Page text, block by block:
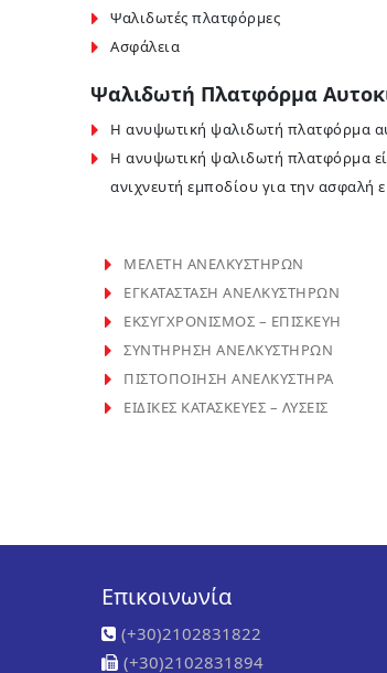
Ψαλιδωτές πλατφόρμες
Ασφάλεια
Ψαλιδωτή Πλατφόρμα
Η ανυψωτική ψαλιδωτή πλατφόρμα
Η ανυψωτική ψαλιδωτή πλατφόρμα
ανιχνευτή εμποδίου για την ασφαλή
ΜΕΛΕΤΗ ΑΝΕΛΚΥΣΤΗΡΩΝ
ΕΓΚΑΤΑΣΤΑΣΗ ΑΝΕΛΚΥΣΤΗΡΩΝ
ΕΚΣΥΓΧΡΟΝΙΣΜΟΣ – ΕΠΙΣΚΕΥΗ
ΣΥΝΤΗΡΗΣΗ ΑΝΕΛΚΥΣΤΗΡΩΝ
ΠΙΣΤΟΠΟΙΗΣΗ ΑΝΕΛΚΥΣΤΗΡΑ
ΕΙΔΙΚΕΣ ΚΑΤΑΣΚΕΥΕΣ – ΛΥΣΕΙΣ
Επικοινωνία
(+30)2102831822
(+30)2102831894